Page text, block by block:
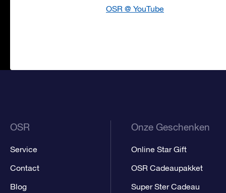
OSR @ YouTube
OSR
Service
Contact
Blog
Onze Geschenken
Online Star Gift
OSR Cadeaupakket
Super Ster Cadeau